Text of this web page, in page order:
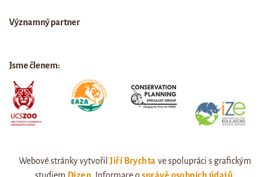
Významný partner
Jsme členem:
Webové stránky vytvořilJiří Brychta ve spolupráci s grafickým
studiem Dizen . Informace osprávě osobních údajů